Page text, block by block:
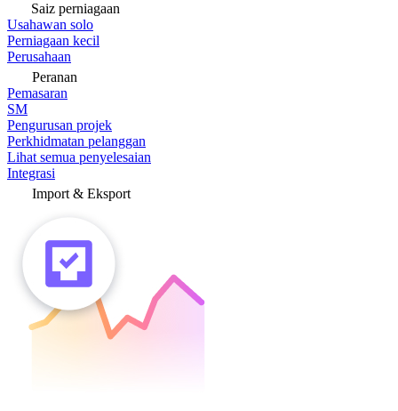
Saiz perniagaan
Usahawan solo
Perniagaan kecil
Perusahaan
Peranan
Pemasaran
SM
Pengurusan projek
Perkhidmatan pelanggan
Lihat semua penyelesaian
Integrasi
Import & Eksport